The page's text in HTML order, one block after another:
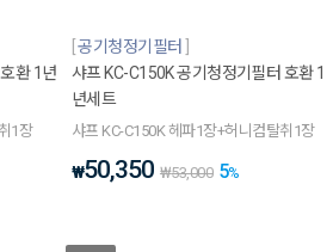
환 1년
1장
공기청정기필터
샤프 KC-C150K 공기청정기필터 호환 1
년세트
샤프 KC-C150K 헤파1장+허니컴탈취1장
₩50,350 ₩53,000 5%